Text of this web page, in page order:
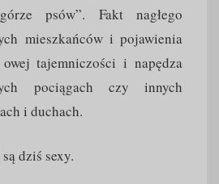
psów”. Fakt nagłego
mieszkańców i pojawienia
tajemniczości i napędza
pociągach czy innych
i duchach.
dziś sexy.